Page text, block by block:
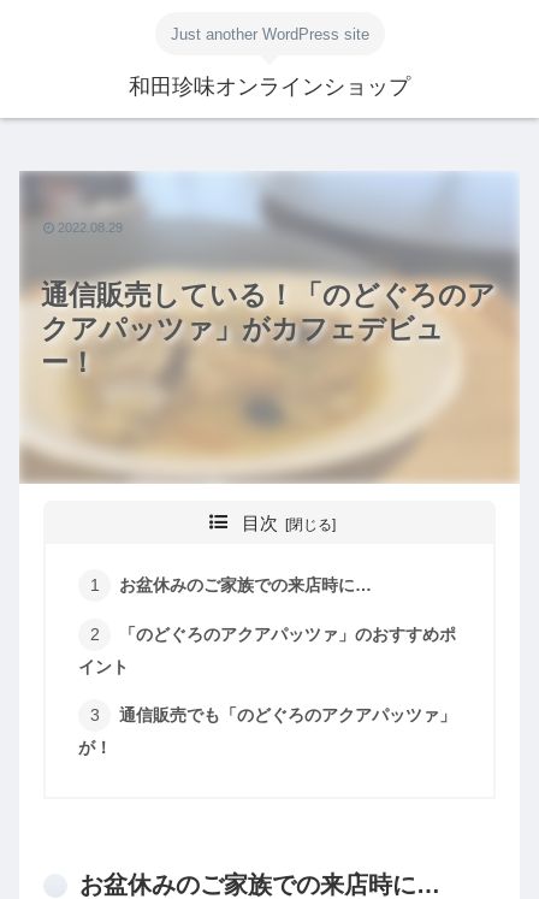
Just another WordPress site
和田珍味オンラインショップ
通信販売している！「のどぐろのア
クアパッツァ」がカフェデビュ
ー！
2022.08.29
目次
お盆休みのご家族での来店時に…
「のどぐろのアクアパッツァ」のおすすめポ
イント
通信販売でも「のどぐろのアクアパッツァ」
が！
お盆休みのご家族での来店時に…